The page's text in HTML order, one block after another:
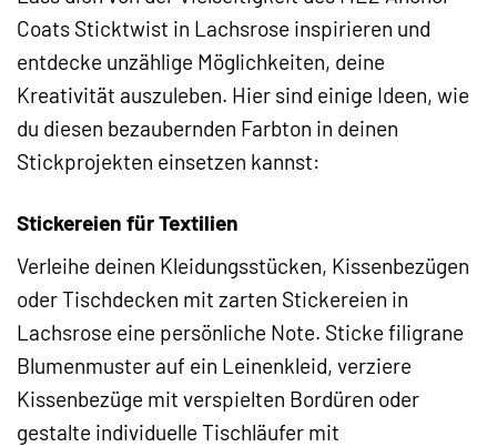
Coats Sticktwist in Lachsrose inspirieren und
entdecke unzählige Möglichkeiten, deine
Kreativität auszuleben. Hier sind einige Ideen, wie
du diesen bezaubernden Farbton in deinen
Stickprojekten einsetzen kannst:
Stickereien für Textilien
Verleihe deinen Kleidungsstücken, Kissenbezügen
oder Tischdecken mit zarten Stickereien in
Lachsrose eine persönliche Note. Sticke filigrane
Blumenmuster auf ein Leinenkleid, verziere
Kissenbezüge mit verspielten Bordüren oder
gestalte individuelle Tischläufer mit